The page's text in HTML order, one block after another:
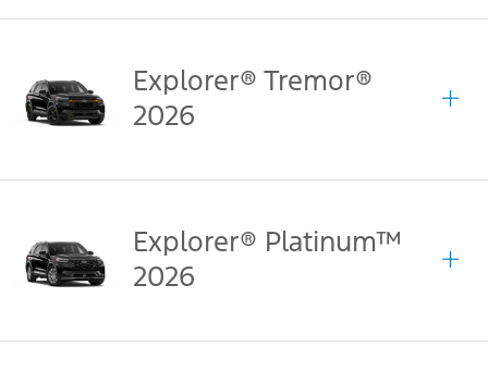
Explorer® Tremor®
2026
Explorer® Platinum™
2026